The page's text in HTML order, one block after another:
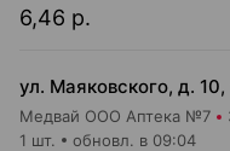
6,46 р.
Медвай ООО Аптека №7
1 шт. обновл. в 09:04